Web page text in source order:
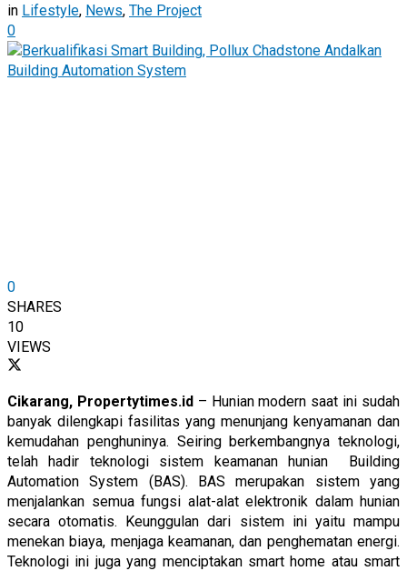
in Lifestyle, News, The Project
0
0
SHARES
10
VIEWS
Cikarang, Propertytimes.id – Hunian modern saat ini sudah
banyak dilengkapi fasilitas yang menunjang kenyamanan dan
kemudahan penghuninya. Seiring berkembangnya teknologi,
telah hadir teknologi sistem keamanan hunian Building
Automation System (BAS). BAS merupakan sistem yang
menjalankan semua fungsi alat-alat elektronik dalam hunian
secara otomatis. Keunggulan dari sistem ini yaitu mampu
menekan biaya, menjaga keamanan, dan penghematan energi.
Teknologi ini juga yang menciptakan smart home atau smart